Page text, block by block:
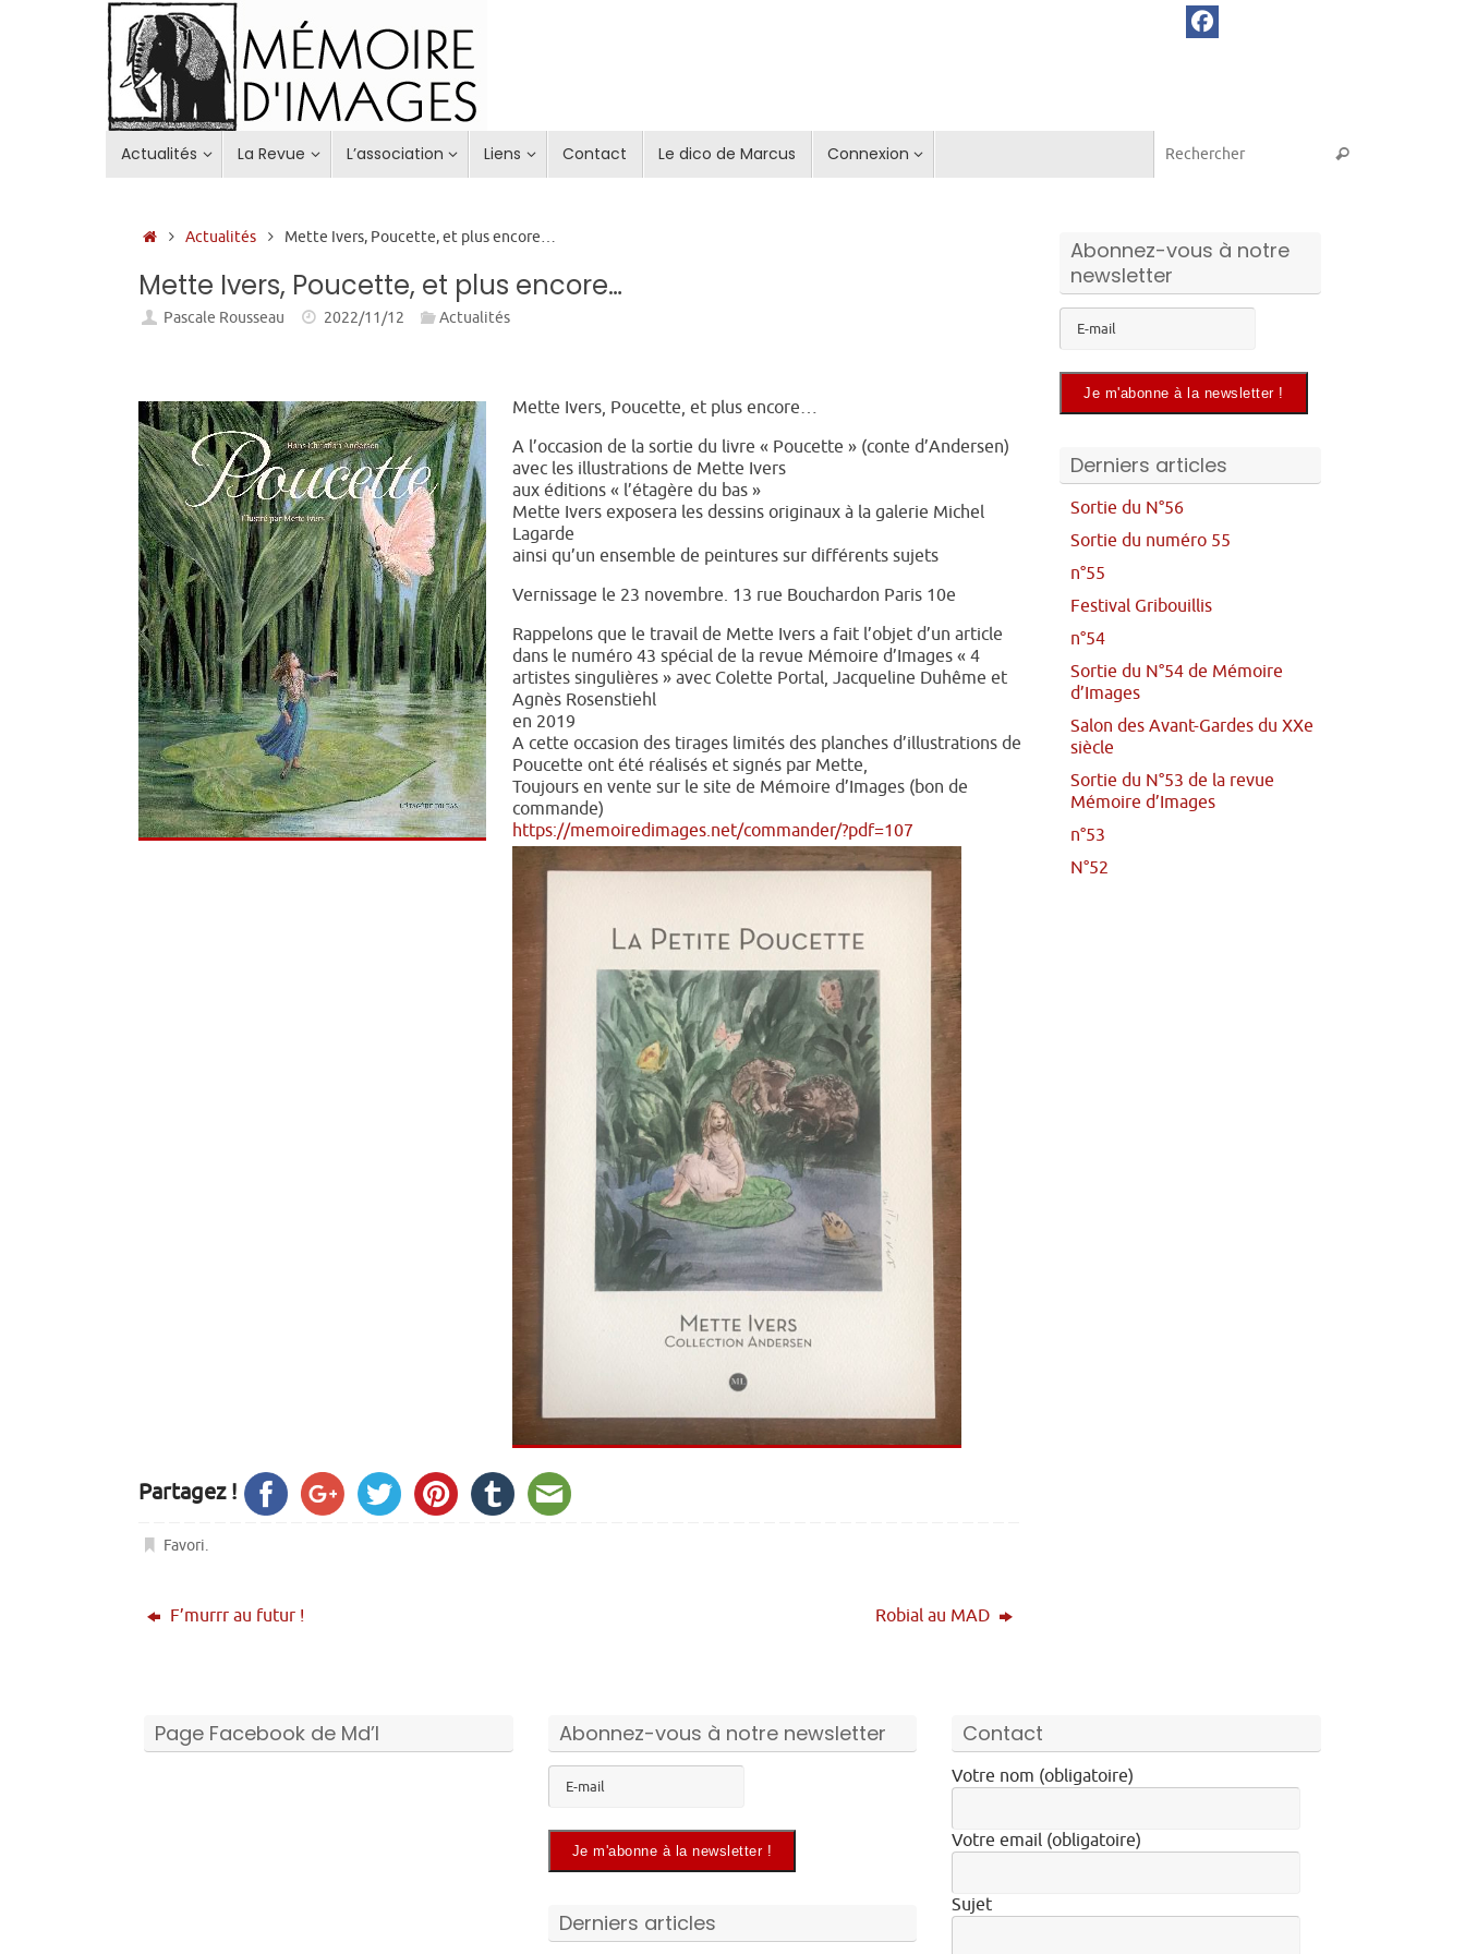
Actualités La Revue L’association Liens Contact Le dico de Marcus Connexion Rechercher
Accueil
Actualités Mette Ivers, Poucette, et plus encore…
Mette Ivers, Poucette, et plus encore…
Pascale Rousseau 2022/11/12 Actualités
Mette Ivers, Poucette, et plus encore…
A l’occasion de la sortie du livre « Poucette » (conte d’Andersen)
avec les illustrations de Mette Ivers
aux éditions « l’étagère du bas »
Mette Ivers exposera les dessins originaux à la galerie Michel
Lagarde
ainsi qu’un ensemble de peintures sur différents sujets
Vernissage le 23 novembre. 13 rue Bouchardon Paris 10e
Rappelons que le travail de Mette Ivers a fait l’objet d’un article
dans le numéro 43 spécial de la revue Mémoire d’Images « 4
artistes singulières » avec Colette Portal, Jacqueline Duhême et
Agnès Rosenstiehl
en 2019
A cette occasion des tirages limités des planches d’illustrations de
Poucette ont été réalisés et signés par Mette,
Toujours en vente sur le site de Mémoire d’Images (bon de
commande)
https://memoiredimages.net/commander/?pdf=107
Partagez !
Favori.
F’murrr au futur ! Robial au MAD
Abonnez-vous à notre
newsletter
Derniers articles
Sortie du N°56
Sortie du numéro 55
n°55
Festival Gribouillis
n°54
Sortie du N°54 de Mémoire
d’Images
Salon des Avant-Gardes du XXe
siècle
Sortie du N°53 de la revue
Mémoire d’Images
n°53
N°52
Page Facebook de Md’I Abonnez-vous à notre newsletter
Derniers articles
Contact
Votre nom (obligatoire)
Votre email (obligatoire)
Sujet